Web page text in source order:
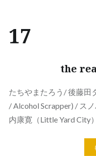
17
the
たちやまたろう/ 後藤田
/ Alcohol Scrapper) / ス
内康寛（Little Yard City